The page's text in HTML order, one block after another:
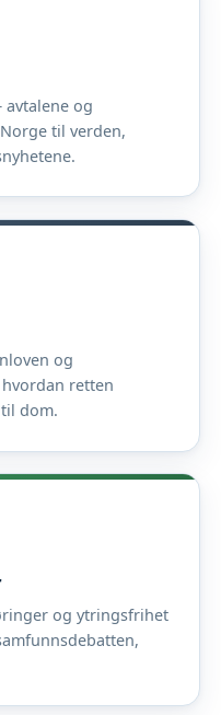
avtalene og
til verden,
og
retten
dom.
og ytringsfrihet